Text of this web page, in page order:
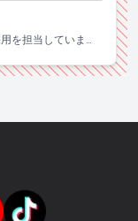
を担当していま